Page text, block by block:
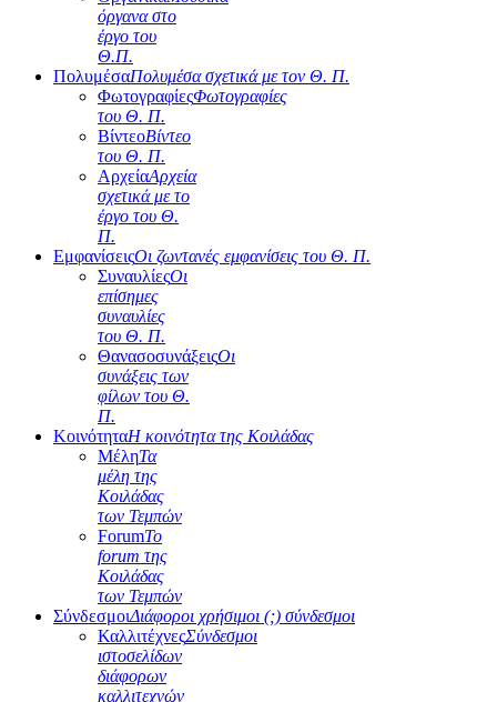
όργανα στο
έργο του
Θ.Π.
ΠολυμέσαΠολυμέσα σχετικά με τον Θ. Π.
ΦωτογραφίεςΦωτογραφίες
του Θ. Π.
ΒίντεοΒίντεο
του Θ. Π.
ΑρχείαΑρχεία
σχετικά με το
έργο του Θ.
Π.
ΕμφανίσειςΟι ζωντανές εμφανίσεις του Θ. Π.
ΣυναυλίεςΟι
επίσημες
συναυλίες
του Θ. Π.
ΘανασοσυνάξειςΟι
συνάξεις των
φίλων του Θ.
Π.
ΚοινότηταΗ κοινότητα της Κοιλάδας
ΜέληΤα
μέλη της
Κοιλάδας
των Τεμπών
ForumΤο
forum της
Κοιλάδας
των Τεμπών
ΣύνδεσμοιΔιάφοροι χρήσιμοι (;) σύνδεσμοι
ΚαλλιτέχνεςΣύνδεσμοι
ιστοσελίδων
διάφορων
καλλιτεχνών